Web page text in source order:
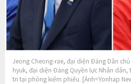
Jeong Cheong-rae, đại diện Đảng Dân
hyuk, đại diện Đảng Quyền lực Nhân
tri tại phòng kiểm phiếu. [Ảnh=Yonhap